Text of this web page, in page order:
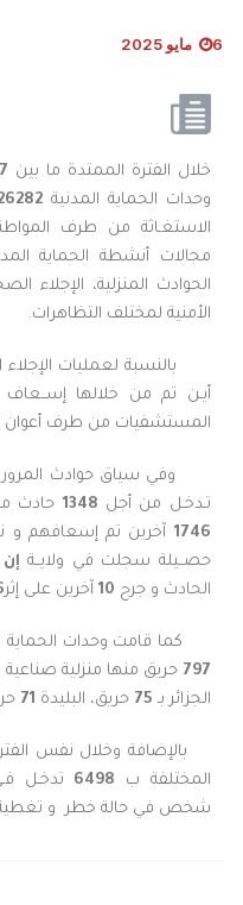
6 مايو 2025
خلال الفترة الممتدة ما بين 27
وحدات الحماية المدنية
الاستغـاثة من طرف
مجالات أنشطة الحماية
الحوادث المنزلية، الإجلاء
الأمنية لمختلف التظاهرات.
بالنسبة لعمليات الإجلاء
أيـن تم من خلالها إســعاف
المستشفيات من طرف أعوان
وفي سياق حوادث المرور
تـدخـل من أجل 1348 حادث
1746 آخرين تم إسعافهم و
حصــيلة سجلت في ولايــة
الحادث و جرح 10 آخرين على إثر
كما قامت وحدات الحماية
797 حريق منها منزلية صناعية
الجزائر بـ 75 حريق، البليدة 71
بالإضافة وخلال نفس
المختلفة ب 6498 تدخـل
شخص في حالة خطر
و